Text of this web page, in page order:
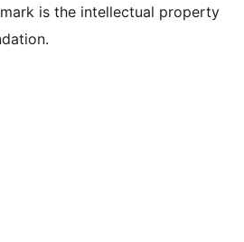
is the intellectual property